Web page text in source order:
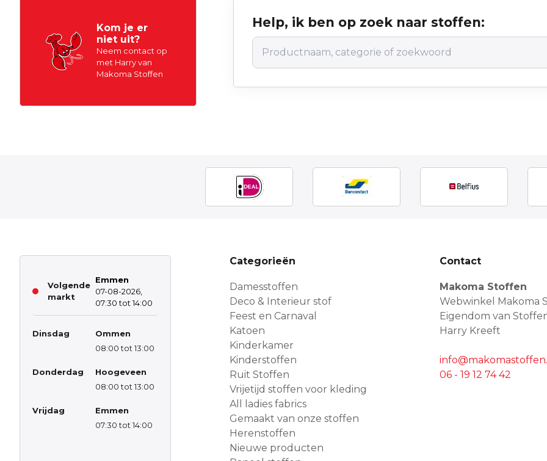
Kom je er
niet uit?
Neem contact op
met Harry van
Makoma Stoffen
Help, ik ben op zoek naar stoffen:
Volgende
markt
Emmen
07-08-2026,
07:30 tot 14:00
Dinsdag
Ommen
08:00 tot 13:00
Donderdag
Hoogeveen
08:00 tot 13:00
Vrijdag
Emmen
07:30 tot 14:00
Categorieën
Damesstoffen
Deco & Interieur stof
Feest en Carnaval
Katoen
Kinderkamer
Kinderstoffen
Ruit Stoffen
Vrijetijd stoffen voor kleding
All ladies fabrics
Gemaakt van onze stoffen
Herenstoffen
Nieuwe producten
Contact
Makoma Stoffen
Webwinkel Makoma
Eigendom van
Harry Kreeft
06 - 19 12 74 42